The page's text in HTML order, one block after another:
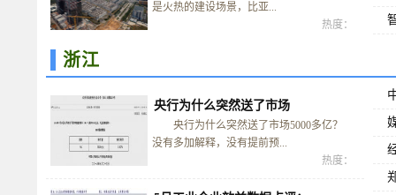
是火热的建设场景，比亚...
热度：
浙江
央行为什么突然送了市场
央行为什么突然送了市场5000多亿？
没有多加解释，没有提前预...
热度：